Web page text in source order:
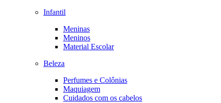
Infantil
Meninas
Meninos
Material Escolar
Beleza
Perfumes e Colônias
Maquiagem
Cuidados com os cabelos